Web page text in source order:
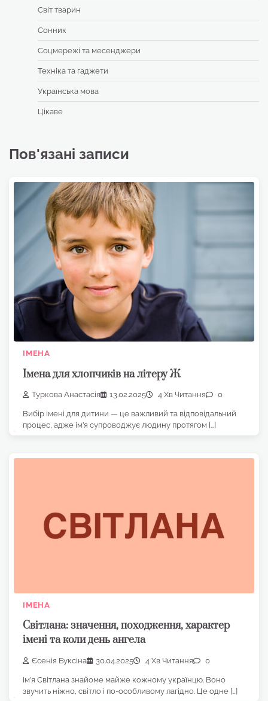
Світ тварин
Сонник
Соцмережі та месенджери
Техніка та гаджети
Українська мова
Цікаве
Пов'язані записи
ІМЕНА
Імена для хлопчиків на літеру Ж
Туркова Анастасія 13.02.2025 4 Хв Читання 0
Вибір імені для дитини — це важливий та відповідальний
процес, адже ім’я супроводжує людину протягом […]
ІМЕНА
Світлана: значення, походження, характер
імені та коли день ангела
Єсенія Буксіна 30.04.2025 4 Хв Читання 0
Ім’я Світлана знайоме майже кожному українцю. Воно
звучить ніжно, світло і по-особливому лагідно. Це одне […]